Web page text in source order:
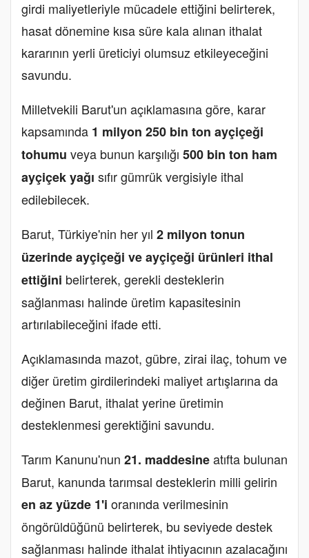
girdi maliyetleriyle mücadele ettiğini belirterek,
hasat dönemine kısa süre kala alınan ithalat
kararının yerli üreticiyi olumsuz etkileyeceğini
savundu.
Milletvekili Barut'un açıklamasına göre, karar
kapsamında 1 milyon 250 bin ton ayçiçeği
tohumu veya bunun karşılığı 500 bin ton ham
ayçiçek yağı sıfır gümrük vergisiyle ithal
edilebilecek.
Barut, Türkiye'nin her yıl 2 milyon tonun
üzerinde ayçiçeği ve ayçiçeği ürünleri ithal
ettiğini belirterek, gerekli desteklerin
sağlanması halinde üretim kapasitesinin
artırılabileceğini ifade etti.
Açıklamasında mazot, gübre, zirai ilaç, tohum ve
diğer üretim girdilerindeki maliyet artışlarına da
değinen Barut, ithalat yerine üretimin
desteklenmesi gerektiğini savundu.
Tarım Kanunu'nun 21. maddesineatıfta bulunan
Barut, kanunda tarımsal desteklerin milli gelirin
en az yüzde 1'i oranında verilmesinin
öngörüldüğünü belirterek, bu seviyede destek
sağlanması halinde ithalat ihtiyacının azalacağını